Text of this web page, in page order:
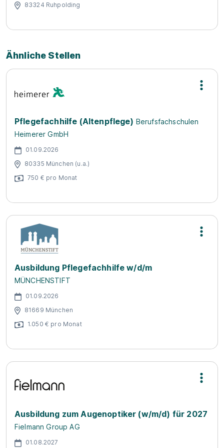
83324 Ruhpolding
Ähnliche Stellen
Pflegefachhilfe (Altenpflege) Berufsfachschulen
Heimerer GmbH
01.09.2026
80335 München (u.a.)
750 € pro Monat
Ausbildung Pflegefachhilfe w/d/m
MÜNCHENSTIFT
01.09.2026
81669 München
1.050 € pro Monat
Ausbildung zum Augenoptiker (w/m/d) für 2027
Fielmann Group AG
01.08.2027